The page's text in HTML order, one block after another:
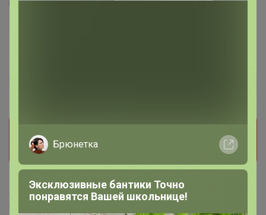
Прием заказов на этот лот временно
приостановлен организатором. Поставьте отметку
мне нравится и мы обязательно сообщим как
только он станет доступен!
Делая заказ, Вы подтверждаете что ознакомлены с
регламентом выкупа
договором оферты
Брюнетка
Эксклюзивные бантики Точно
понравятся Вашей школьнице!